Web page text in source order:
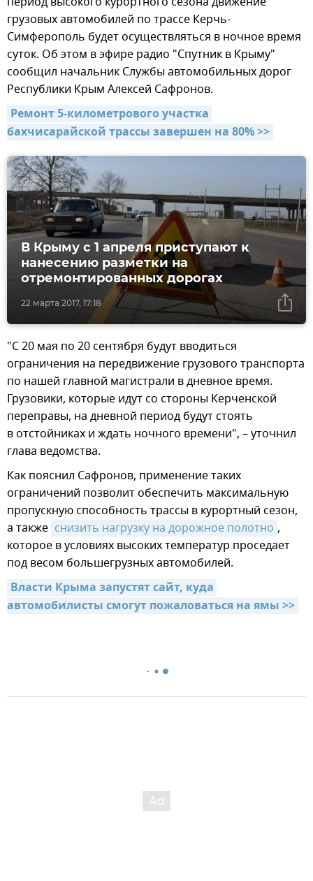
грузовых автомобилей по трассе Керчь-
Симферополь будет осуществляться в ночное время
суток. Об этом в эфире радио "Спутник в Крыму"
сообщил начальник Службы автомобильных дорог
Республики Крым Алексей Сафронов.
Ремонт 5-километрового участка
бахчисарайской трассы завершен на 80% >>
22 марта 2017, 17:18
В Крыму с 1 апреля приступают к
нанесению разметки на
отремонтированных дорогах
"С 20 мая по 20 сентября будут вводиться
ограничения на передвижение грузового транспорта
по нашей главной магистрали в дневное время.
Грузовики, которые идут со стороны Керченской
переправы, на дневной период будут стоять
в отстойниках и ждать ночного времени", – уточнил
глава ведомства.
Как пояснил Сафронов, применение таких
ограничений позволит обеспечить максимальную
пропускную способность трассы в курортный сезон,
а также снизить нагрузку на дорожное полотно ,
которое в условиях высоких температур проседает
под весом большегрузных автомобилей.
Власти Крыма запустят сайт, куда
автомобилисты смогут пожаловаться на ямы >>